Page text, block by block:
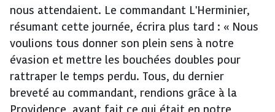
nous attendaient. Le commandant L'Herminier,
résumant cette journée, écrira plus tard : « Nous
voulions tous donner son plein sens à notre
évasion et mettre les bouchées doubles pour
rattraper le temps perdu. Tous, du dernier
breveté au commandant, rendions grâce à la